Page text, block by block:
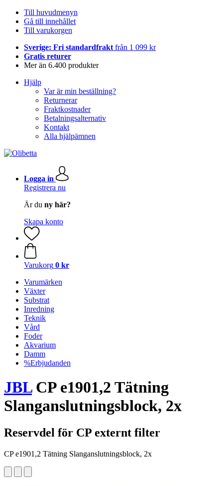
Till huvudmenyn
Gå till innehållet
Till varukorgen
Sverige: Fri standardfrakt från 1 099 kr
Gratis returer
Mer än 6.400 produkter
Hjälp
Var är min beställning?
Returnerar
Fraktkostnader
Betalningsalternativ
Kontakt
Alla hjälpämnen
Logga in
Registrera nu
Är du ny här?
Skapa konto
Varukorg 0 kr
Varumärken
Växter
Substrat
Inredning
Teknik
Vård
Foder
Akvarium
Damm
%Erbjudanden
JBLCP e1901,2 Tätning
Slanganslutningsblock, 2x
Reservdel för CP externt filter
CP e1901,2 Tätning Slanganslutningsblock, 2x